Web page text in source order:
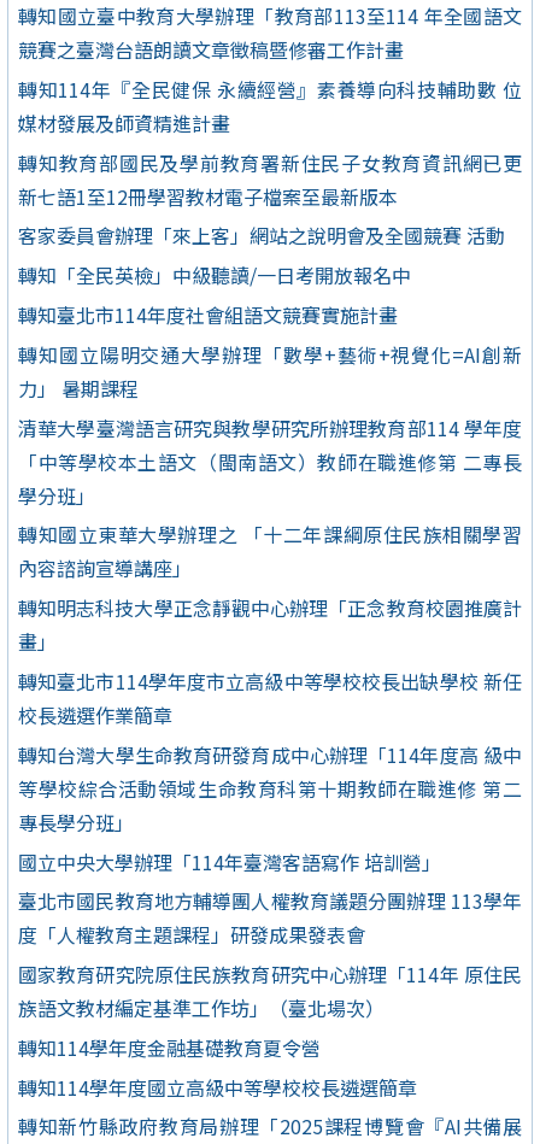
轉知國立臺中教育大學辦理「教育部113至114 年全國語文
競賽之臺灣台語朗讀文章徵稿暨修審工作計畫
轉知114年『全民健保 永續經營』素養導向科技輔助數 位
媒材發展及師資精進計畫
轉知教育部國民及學前教育署新住民子女教育資訊網已更
新七語1至12冊學習教材電子檔案至最新版本
客家委員會辦理「來上客」網站之說明會及全國競賽 活動
轉知「全民英檢」中級聽讀/一日考開放報名中
轉知臺北市114年度社會組語文競賽實施計畫
轉知國立陽明交通大學辦理「數學+藝術+視覺化=AI創新
力」 暑期課程
清華大學臺灣語言研究與教學研究所辦理教育部114 學年度
「中等學校本土語文（閩南語文）教師在職進修第 二專長
學分班」
轉知國立東華大學辦理之 「十二年課綱原住民族相關學習
內容諮詢宣導講座」
轉知明志科技大學正念靜觀中心辦理「正念教育校園推廣計
畫」
轉知臺北市114學年度市立高級中等學校校長出缺學校 新任
校長遴選作業簡章
轉知台灣大學生命教育研發育成中心辦理「114年度高 級中
等學校綜合活動領域生命教育科第十期教師在職進修 第二
專長學分班」
國立中央大學辦理「114年臺灣客語寫作 培訓營」
臺北市國民教育地方輔導團人權教育議題分團辦理 113學年
度「人權教育主題課程」研發成果發表會
國家教育研究院原住民族教育研究中心辦理「114年 原住民
族語文教材編定基準工作坊」（臺北場次）
轉知114學年度金融基礎教育夏令營
轉知114學年度國立高級中等學校校長遴選簡章
轉知新竹縣政府教育局辦理「2025課程博覽會『AI共備展